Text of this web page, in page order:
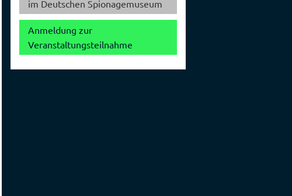
im Deutschen Spionagemuseum
Anmeldung zur
Veranstaltungsteilnahme